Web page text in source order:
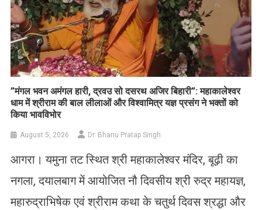
​”मंगल भवन अमंगल हारी, द्रवउ सो दसरथ अजिर बिहारी”: महाकालेश्वर
धाम में श्रीराम की बाल लीलाओं और विश्वामित्र यज्ञ प्रसंग ने भक्तों को
किया भावविभोर
August 5, 2026 Dr. Bhanu Pratap Singh
आगरा। यमुना तट स्थित श्री महाकालेश्वर मंदिर, बूढ़ी का
नगला, दयालबाग में आयोजित नौ दिवसीय श्री रुद्र महायज्ञ,
महारुद्राभिषेक एवं श्रीराम कथा के चतुर्थ दिवस श्रद्धा और